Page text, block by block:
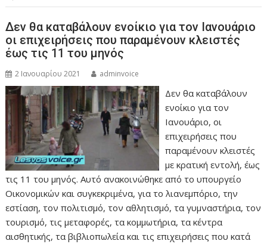
Δεν θα καταβάλουν ενοίκιο για τον Ιανουάριο
οι επιχειρήσεις που παραμένουν κλειστές
έως τις 11 του μηνός
2 Ιανουαρίου 2021 adminvoice
Δεν θα καταβάλουν
ενοίκιο για τον
Ιανουάριο, οι
επιχειρήσεις που
παραμένουν κλειστές
με κρατική εντολή, έως
τις 11 του μηνός. Αυτό ανακοινώθηκε από το υπουργείο
Οικονομικών και συγκεκριμένα, για το λιανεμπόριο, την
εστίαση, τον πολιτισμό, τον αθλητισμό, τα γυμναστήρια, τον
τουρισμό, τις μεταφορές, τα κομμωτήρια, τα κέντρα
αισθητικής, τα βιβλιοπωλεία και τις επιχειρήσεις που κατά